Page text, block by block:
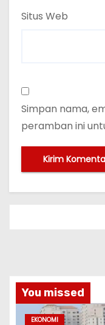
Situs Web
Simpan nama,
peramban ini
You missed
EKONOMI